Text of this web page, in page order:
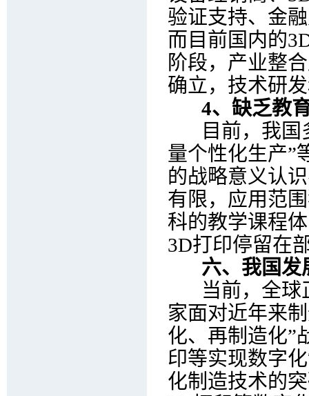
验证支持、金
而目前国内的
阶段，产业整
确立，技术研
4、缺乏教
目前，我国
量个性化生产”
的战略意义认
有限，应用范
科的教学课程
3D打印停留在
六、我国发
当前，全球
家面对近年来
化、再制造化”
印等实现数字
化制造技术的